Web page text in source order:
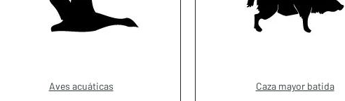
Aves acuáticas Caza mayor batida